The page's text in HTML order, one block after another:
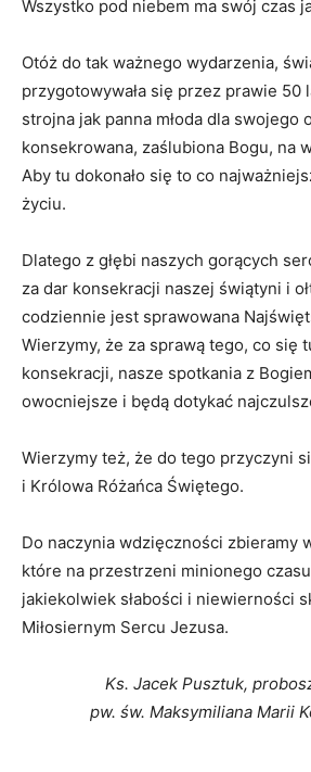
Wszystko pod niebem ma swój czas
Otóż do tak ważnego wydarzenia,
przygotowywała się przez prawie 50
strojna jak panna młoda dla swojego
konsekrowana, zaślubiona Bogu, na
Aby tu dokonało się to co
życiu.
Dlatego z głębi naszych gorących
za dar konsekracji naszej świątyni i
codziennie jest sprawowana
Wierzymy, że za sprawą tego, co się
konsekracji, nasze spotkania z
owocniejsze i będą dotykać
Wierzymy też, że do tego przyczyni
i Królowa Różańca Świętego.
Do naczynia wdzięczności zbieramy
które na przestrzeni minionego
jakiekolwiek słabości i niewierności
Miłosiernym Sercu Jezusa.
Ks. Jacek Pusztuk,
pw. św. Maksymiliana Marii